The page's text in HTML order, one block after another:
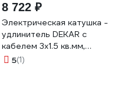
8 722 ₽
Электрическая катушка -
удлинитель DEKAR с
кабелем 3x1.5 кв.мм,
длина 9.1 м + 0.9м, SFD3-
5(1)